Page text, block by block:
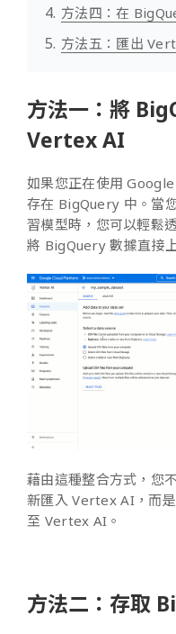
方法四：在
方法五：匯出
方法一：將
Vertex AI
如果您正在使用
存在 BigQuery 中。當
習模型時，您可以輕鬆
將 BigQuery 數據直接
藉由這種整合方式，您
新匯入 Vertex AI，而
至 Vertex AI。
方法二：存取